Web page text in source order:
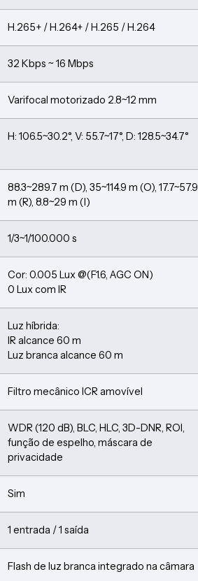
H.265+ / H.264+ / H.265 / H.264
32 Kbps ~ 16 Mbps
Varifocal motorizado 2.8~12 mm
H: 106.5~30.2°, V: 55.7~17°, D: 128.5~34.7°
88.3~289.7 m (D), 35~114.9 m (O), 17.7~57.9
m (R), 8.8~29 m (I)
1/3~1/100.000 s
Cor: 0.005 Lux @(F1.6, AGC ON)
0 Lux com IR
Luz híbrida:
IR alcance 60 m
Luz branca alcance 60 m
Filtro mecânico ICR amovível
WDR (120 dB), BLC, HLC, 3D-DNR, ROI,
função de espelho, máscara de
privacidade
Sim
1 entrada / 1 saída
Flash de luz branca integrado na câmara